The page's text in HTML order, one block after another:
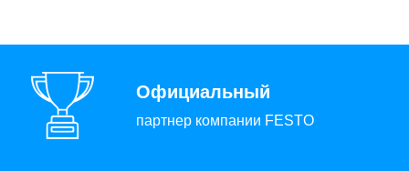
Официальный
партнер компании FESTO